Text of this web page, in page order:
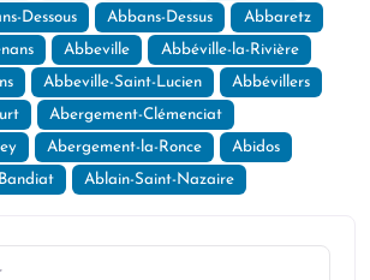
Dessous Abbans-Dessus Abbaretz
Abbeville Abbéville-la-Rivière
Abbeville-Saint-Lucien Abbévillers
Abergement-Clémenciat
Abergement-la-Ronce Abidos
Ablain-Saint-Nazaire